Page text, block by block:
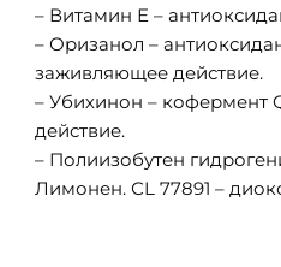
– Витамин Е –
– Оризанол –
заживляющее действие.
– Убихинон – кофермент
действие.
– Полиизобутен
Лимонен. СL 77891 –